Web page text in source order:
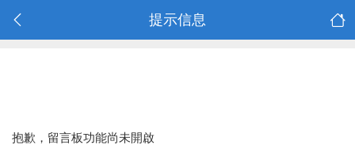
提示信息
抱歉，留言板功能尚未開啟